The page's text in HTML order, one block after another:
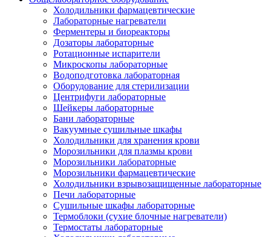
Холодильники фармацевтические
Лабораторные нагреватели
Ферментеры и биореакторы
Дозаторы лабораторные
Ротационные испарители
Микроскопы лабораторные
Водоподготовка лабораторная
Оборудование для стерилизации
Центрифуги лабораторные
Шейкеры лабораторные
Бани лабораторные
Вакуумные сушильные шкафы
Холодильники для хранения крови
Морозильники для плазмы крови
Морозильники лабораторные
Морозильники фармацевтические
Холодильники взрывозащищенные лабораторные
Печи лабораторные
Сушильные шкафы лабораторные
Термоблоки (сухие блочные нагреватели)
Термостаты лабораторные